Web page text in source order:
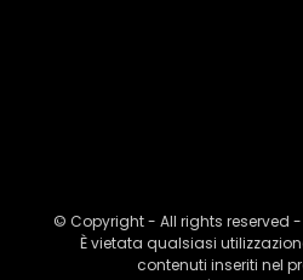
© Copyright - All rights reserved
È vietata qualsiasi
contenuti inseriti nel